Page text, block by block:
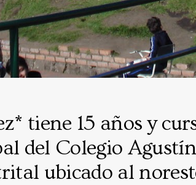
tiene 15 años y
del Colegio
ubicado al